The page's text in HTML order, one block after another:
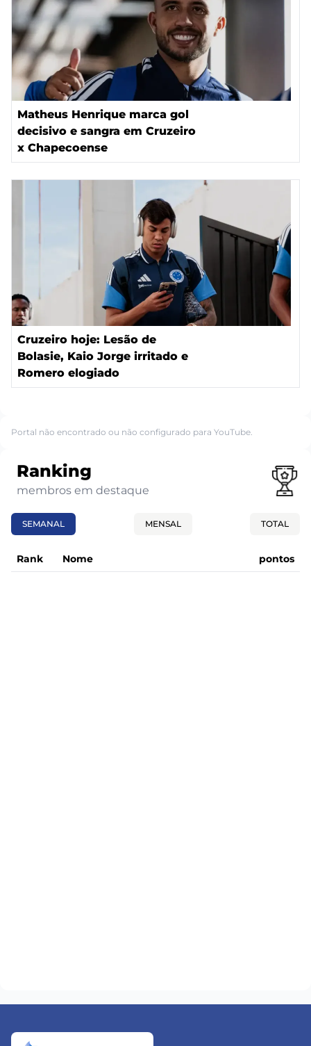
Matheus Henrique marca gol
decisivo e sangra em Cruzeiro
x Chapecoense
Cruzeiro hoje: Lesão de
Bolasie, Kaio Jorge irritado e
Romero elogiado
Portal não encontrado ou não configurado para YouTube.
Ranking
membros em destaque
SEMANAL MENSAL TOTAL
Rank Nome pontos